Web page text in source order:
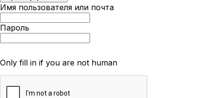
Имя пользователя или почта
Пароль
Only fill in if you are not human